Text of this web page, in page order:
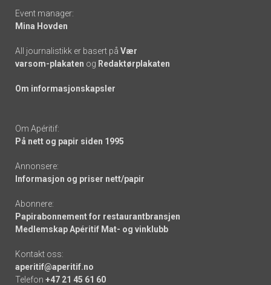
Event manager:
Mina Hovden
All journalistikk er basert på Vær
varsom-plakaten og Redaktørplakaten
Om informasjonskapsler
Om Apéritif:
På nett og papir siden 1995
Annonsere:
Informasjon og priser nett/papir
Abonnere:
Papirabonnement for restaurantbransjen
Medlemskap Apéritif Mat- og vinklubb
Kontakt oss:
aperitif@aperitif.no
Telefon +47 21 45 61 60